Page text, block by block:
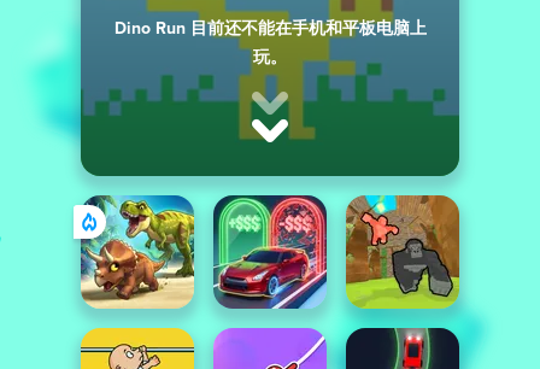
Dino Run 目前还不能在手机和平板电脑上
玩。